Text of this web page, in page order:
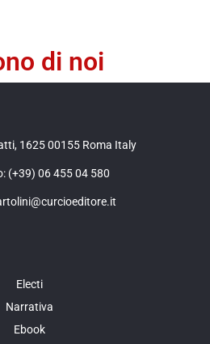
di noi
1625 00155 Roma Italy
(+39) 06 455 04 580
Electi
Narrativa
Ebook